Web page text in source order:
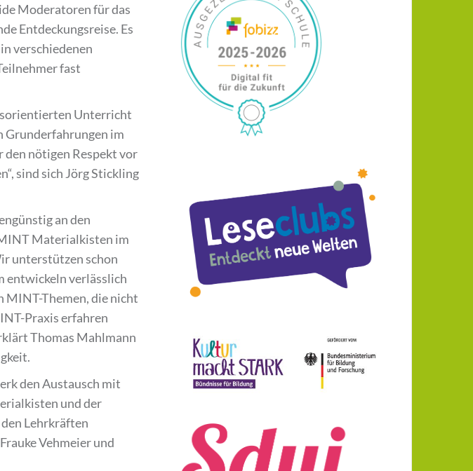
Moderatoren für das
Entdeckungsreise. Es
verschiedenen
fast
Unterricht
Grunderfahrungen im
den nötigen Respekt vor
sind sich Jörg Stickling
an den
Materialkisten im
unterstützen schon
entwickeln verlässlich
Themen, die nicht
Praxis erfahren
Thomas Mahlmann
den Austausch mit
und der
Lehrkräften
Vehmeier und